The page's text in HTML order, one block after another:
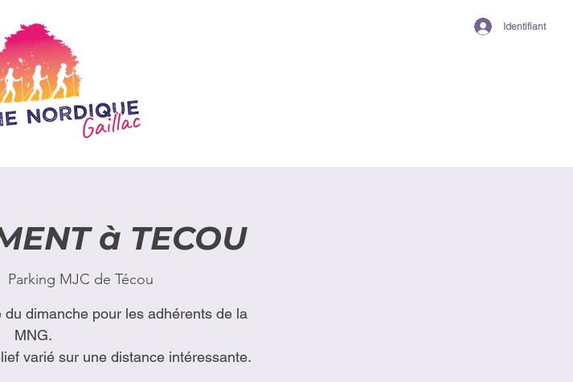
Identifiant
à TECOU
Parking MJC de Técou
dimanche pour les adhérents de la
MNG.
varié sur une distance intéressante.